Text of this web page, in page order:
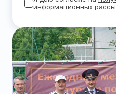
информационных